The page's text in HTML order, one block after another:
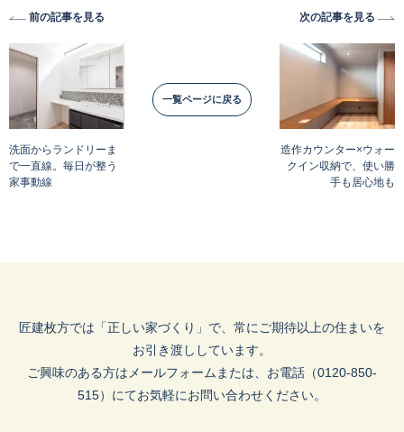
前の記事を見る
洗面からランドリーま
で一直線。毎日が整う
家事動線
一覧ページに戻る
次の記事を見る
造作カウンター×ウォー
クイン収納で、使い勝
手も居心地も
匠建枚方では「正しい家づくり」で、常にご期待以上の住まいを
お引き渡ししています。
ご興味のある方はメールフォームまたは、お電話（0120-850-
515）にてお気軽にお問い合わせください。